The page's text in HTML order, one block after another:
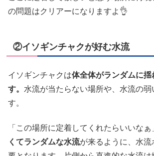
の問題はクリアーになりますよ👌
②イソギンチャクが好む水流
イソギンチャクは体全体がランダムに揺
す。 水流が当たらない場所や、水流の弱
す。
「この場所に定着してくれたらいいな
くてランダムな水流が来るように、水